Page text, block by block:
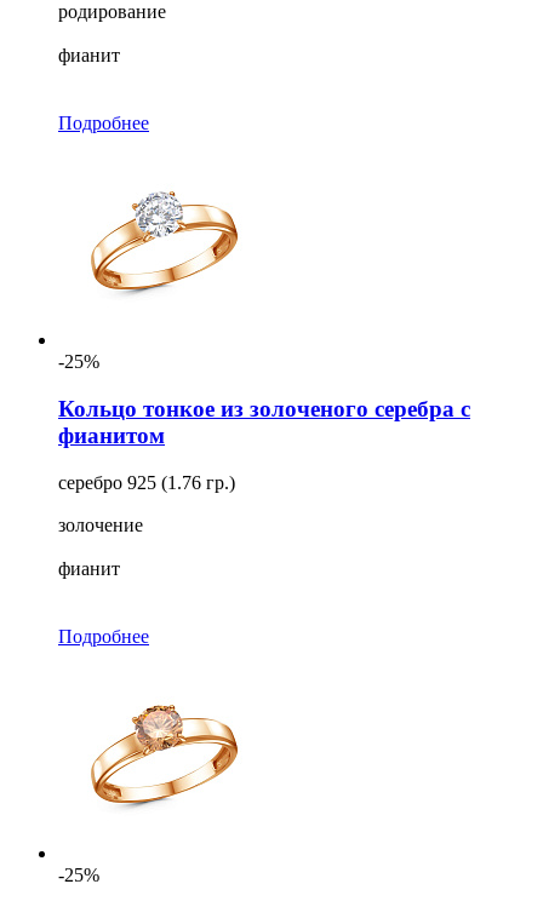
родирование
фианит
Подробнее
-25%
Кольцо тонкое из золоченого серебра с
фианитом
серебро 925 (1.76 гр.)
золочение
фианит
Подробнее
-25%